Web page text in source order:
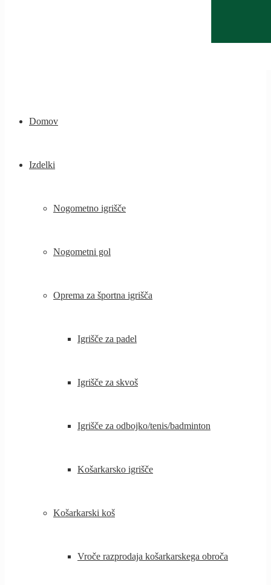
Domov
Izdelki
Nogometno igrišče
Nogometni gol
Oprema za športna igrišča
Igrišče za padel
Igrišče za skvoš
Igrišče za odbojko/tenis/badminton
Košarkarsko igrišče
Košarkarski koš
Vroče razprodaja košarkarskega obroča